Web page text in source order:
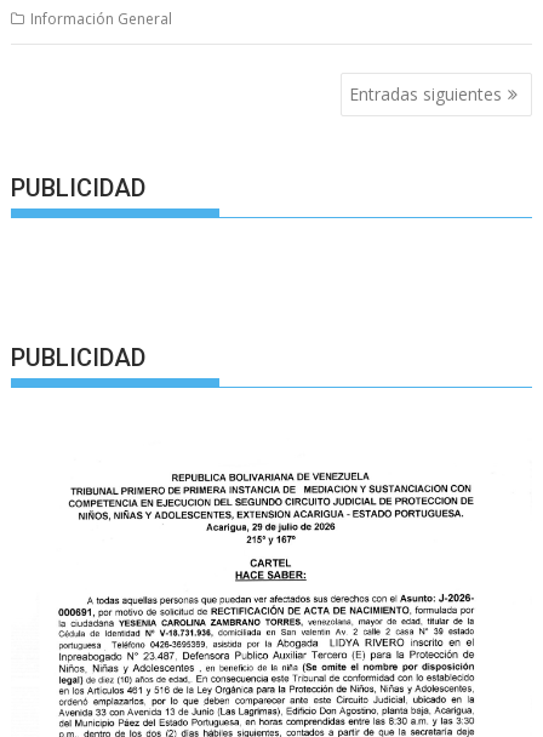
Información General
Entradas siguientes
PUBLICIDAD
PUBLICIDAD